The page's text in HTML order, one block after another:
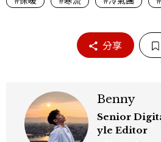
分享
Benny
Senior
yle Editor